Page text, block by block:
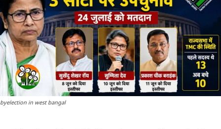
byelection in west bangal